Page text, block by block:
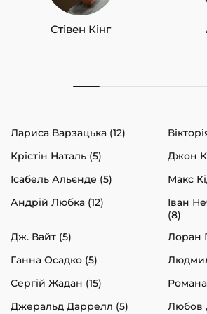
Стівен Кінг
Лариса Варзацька (12)
Крістін Наталь (5)
Джон
Ісабель Альєнде (5)
Макс
Андрій Любка (12)
Іван
(8)
Дж. Вайт (5)
Лоран
Ганна Осадко (5)
Сергій Жадан (15)
Джеральд Даррелл (5)
Любов